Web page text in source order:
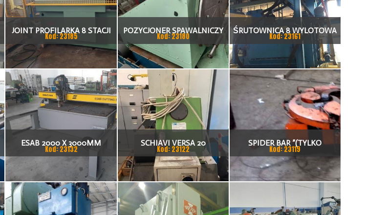
JOINT PROFILARKA 8 STACJI
Kod: 23185
POZYCJONER SPAWALNICZY
OBROTNIK 1200 KG
Kod: 23180
ŚRUTOWNICA 8 WYLOTOWA
1500 X 1000 MM Z FILTREM
Kod: 23161
ESAB 2000 X 3000MM
PLAZMA
Kod: 23132
SCHIAVI VERSA 20
FAZOWARKA
Kod: 23122
SPIDER BAR ”(TYLKO
SZCZYPCE)
Kod: 23119